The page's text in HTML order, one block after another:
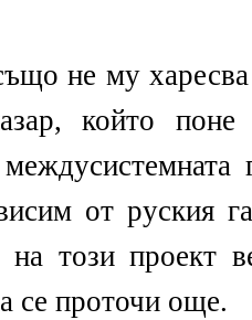
не му харесва
който
от руския
на този проект
се проточи още.